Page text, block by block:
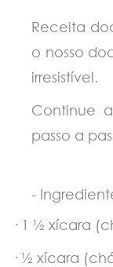
Receita
o nosso
irresistível.
Continue
passo a
-
· 1 ½ xícara
· ½ xícara